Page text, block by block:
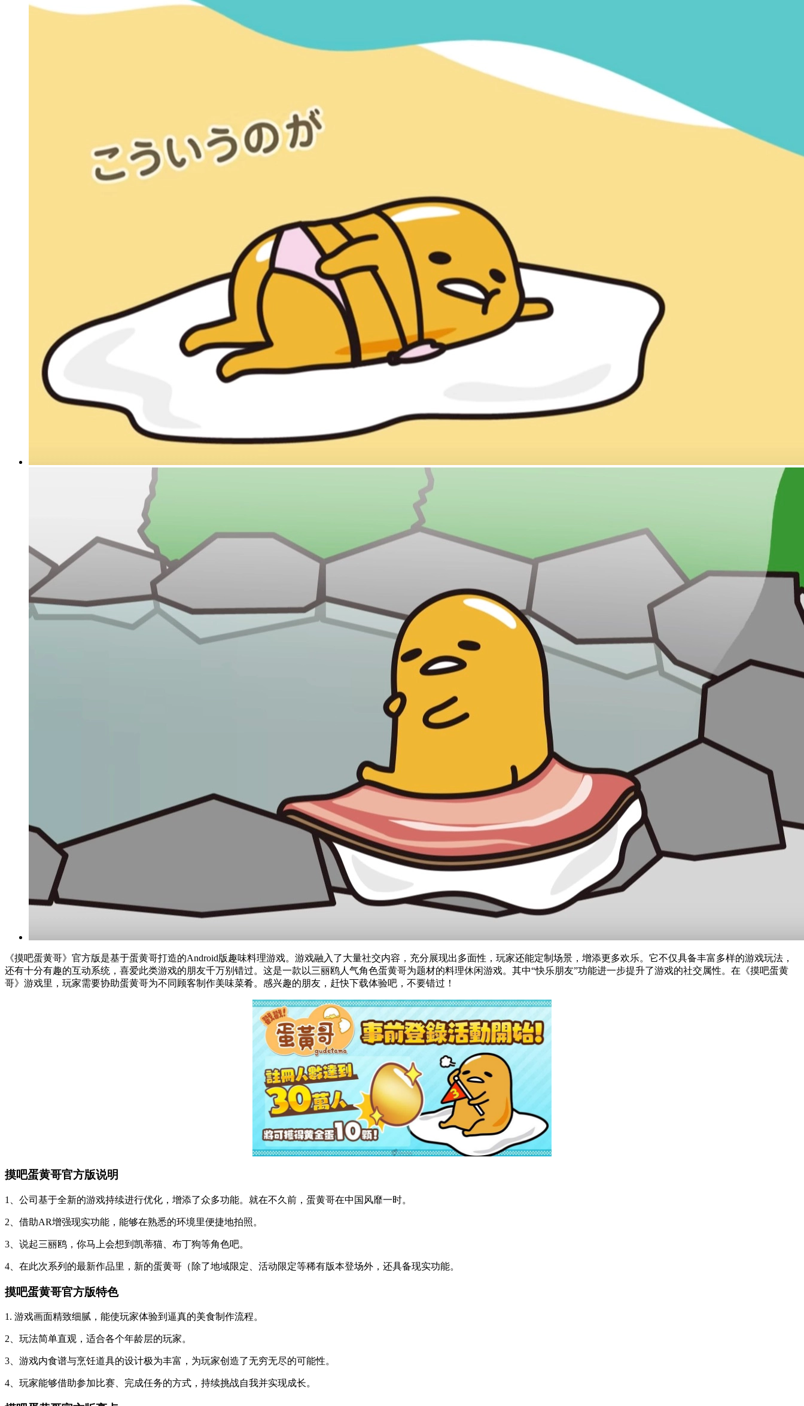
《摸吧蛋黄哥》官方版是基于蛋黄哥打造的Android版趣味料理游戏。游戏融入了大量社交内容，充分展现出多面性，玩家还能定制场景，增添更多欢乐。它不仅具备丰富多样的游戏玩法，
还有十分有趣的互动系统，喜爱此类游戏的朋友千万别错过。这是一款以三丽鸥人气角色蛋黄哥为题材的料理休闲游戏。其中“快乐朋友”功能进一步提升了游戏的社交属性。在《摸吧蛋黄
哥》游戏里，玩家需要协助蛋黄哥为不同顾客制作美味菜肴。感兴趣的朋友，赶快下载体验吧，不要错过！
摸吧蛋黄哥官方版说明
1、公司基于全新的游戏持续进行优化，增添了众多功能。就在不久前，蛋黄哥在中国风靡一时。
2、借助AR增强现实功能，能够在熟悉的环境里便捷地拍照。
3、说起三丽鸥，你马上会想到凯蒂猫、布丁狗等角色吧。
4、在此次系列的最新作品里，新的蛋黄哥（除了地域限定、活动限定等稀有版本登场外，还具备现实功能。
摸吧蛋黄哥官方版特色
1. 游戏画面精致细腻，能使玩家体验到逼真的美食制作流程。
2、玩法简单直观，适合各个年龄层的玩家。
3、游戏内食谱与烹饪道具的设计极为丰富，为玩家创造了无穷无尽的可能性。
4、玩家能够借助参加比赛、完成任务的方式，持续挑战自我并实现成长。